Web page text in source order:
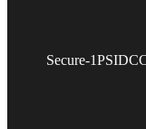
Secure-